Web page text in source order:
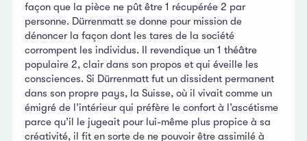
façon que la pièce ne pût être 1 récupérée 2 par
personne. Dürrenmatt se donne pour mission de
dénoncer la façon dont les tares de la société
corrompent les individus. Il revendique un 1 théâtre
populaire 2, clair dans son propos et qui éveille les
consciences. Si Dürrenmatt fut un dissident permanent
dans son propre pays, la Suisse, où il vivait comme un
émigré de l’intérieur qui préfère le confort à l’ascétisme
parce qu’il le jugeait pour lui-même plus propice à sa
créativité, il fit en sorte de ne pouvoir être assimilé à